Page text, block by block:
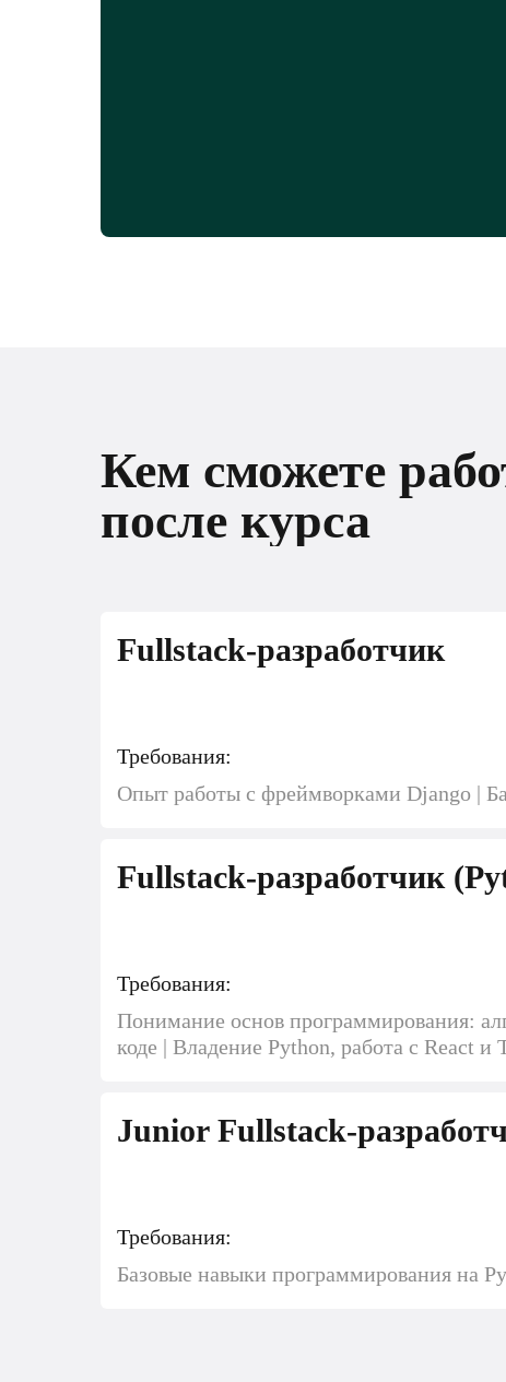
Кем сможете
после курса
Fullstack-разработчик
Требования:
Опыт работы с фреймворками Django |
Fullstack-разработчик
Требования:
Понимание основ программирования:
коде | Владение Python, работа с React и
Junior Fullstack-
Требования:
Базовые навыки программирования на